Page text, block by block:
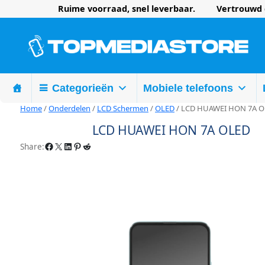
Ruime voorraad, snel leverbaar.
Categorieën Mobiele telefoons
Home/Onderdelen / LCD Schermen /OLED/ LCD HUAWEI HON 7A
LCD HUAWEI HON 7A OLED
Share:Facebook X LinkedIn Pinterest Reddit